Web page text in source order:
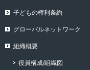
子どもの権利条約
グローバルネットワーク
組織概要
役員構成/組織図